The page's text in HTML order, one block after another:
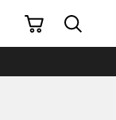
Mi carrito